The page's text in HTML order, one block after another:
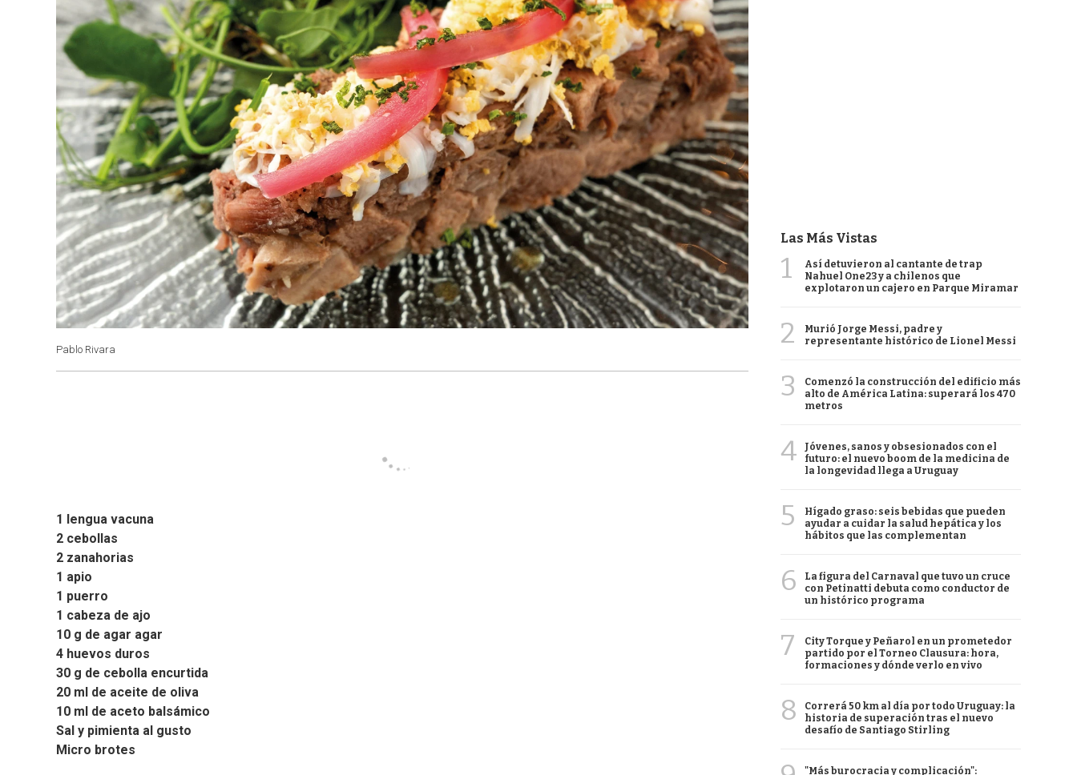
Pablo Rivara
1 lengua vacuna
2 cebollas
2 zanahorias
1 apio
1 puerro
1 cabeza de ajo
10 g de agar agar
4 huevos duros
30 g de cebolla encurtida
20 ml de aceite de oliva
10 ml de aceto balsámico
Sal y pimienta al gusto
Micro brotes
Las Más Vistas
1
Así detuvieron al cantante de trap
Nahuel One23 y a chilenos que
explotaron un cajero en Parque Miramar
2
Murió Jorge Messi, padre y
representante histórico de Lionel Messi
3
Comenzó la construcción del edificio más
alto de América Latina: superará los 470
metros
4
Jóvenes, sanos y obsesionados con el
futuro: el nuevo boom de la medicina de
la longevidad llega a Uruguay
5
Hígado graso: seis bebidas que pueden
ayudar a cuidar la salud hepática y los
hábitos que las complementan
6
La figura del Carnaval que tuvo un cruce
con Petinatti debuta como conductor de
un histórico programa
7
City Torque y Peñarol en un prometedor
partido por el Torneo Clausura: hora,
formaciones y dónde verlo en vivo
8
Correrá 50 km al día por todo Uruguay: la
historia de superación tras el nuevo
desafío de Santiago Stirling
"Más burocracia y complicación":